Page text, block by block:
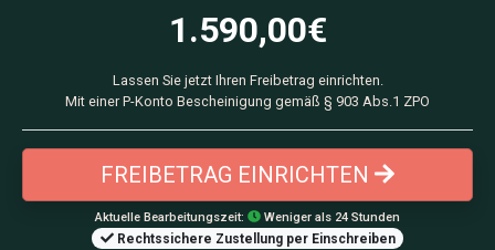
1.590,00€
Lassen Sie jetzt Ihren Freibetrag einrichten.
Mit einer P-Konto Bescheinigung gemäß § 903 Abs.1 ZPO
FREIBETRAG EINRICHTEN
Aktuelle Bearbeitungszeit: Weniger als 24 Stunden
Rechtssichere Zustellung per Einschreiben